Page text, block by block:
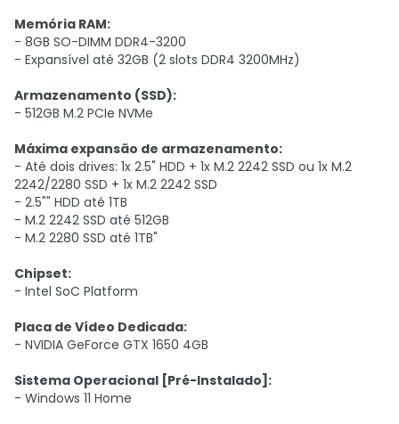
Memória RAM:
- 8GB SO-DIMM DDR4-3200
- Expansível até 32GB (2 slots DDR4 3200MHz)
Armazenamento (SSD):
- 512GB M.2 PCIe NVMe
Máxima expansão de armazenamento:
- Até dois drives: 1x 2.5" HDD + 1x M.2 2242 SSD ou 1x M.2
2242/2280 SSD + 1x M.2 2242 SSD
- 2.5"" HDD até 1TB
- M.2 2242 SSD até 512GB
- M.2 2280 SSD até 1TB"
Chipset:
- Intel SoC Platform
Placa de Vídeo Dedicada:
- NVIDIA GeForce GTX 1650 4GB
Sistema Operacional [Pré-Instalado]:
- Windows 11 Home